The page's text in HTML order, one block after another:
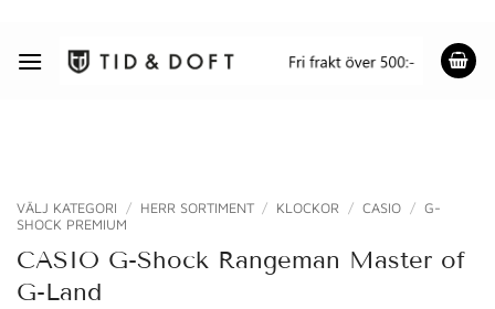
content
VÄLJ KATEGORI / HERR SORTIMENT / KLOCKOR / CASIO / G-
SHOCK PREMIUM
CASIO G-Shock Rangeman Master of
G-Land